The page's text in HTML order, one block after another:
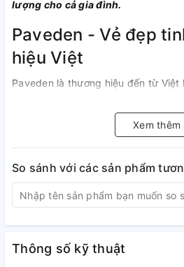
lượng cho cả gia đình.
Paveden - Vẻ đẹp
hiệu Việt
Paveden là thương hiệu đến từ Việt
của người tiêu dùng Việt. Chiếc nồi
xuất theo quy trình kiểm định
và hiệu suất vượt trội.
Thiết kế màu be thanh lịch, dễ phối
bếp hiện đại, cùng kích thước nhỏ
khối lượng chỉ 4.5 kg, dây điện dài
Xem thêm
So sánh với các sản phẩm
Thông số kỹ thuật